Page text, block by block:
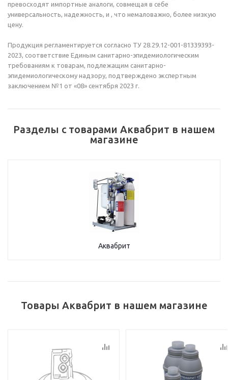
превосходят импортные аналоги, совмещая в себе
универсальность, надежность, и , что немаловажно, более низкую
цену.
Продукция регламентируется согласно ТУ 28.29.12-001-81339393-
2023, соответствие Единым санитарно-эпидемиологическим
требованиям к товарам, подлежащим санитарно-
эпидемиологическому надзору, подтверждено экспертным
заключением №1 от «08» сентября 2023 г.
Разделы с товарами Аквабрит в нашем
магазине
Аквабрит
Товары Аквабрит в нашем магазине